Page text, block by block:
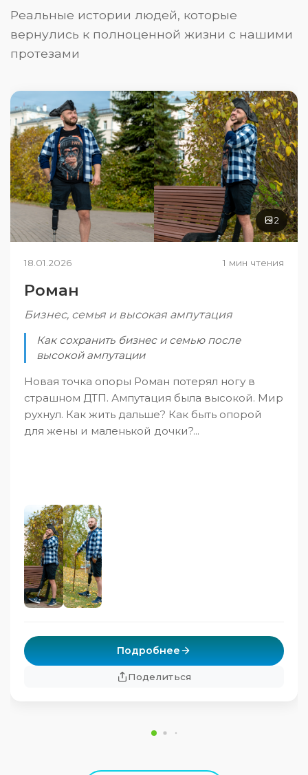
Реальные истории людей, которые
вернулись к полноценной жизни с нашими
протезами
2
18.01.2026 1 мин чтения
Роман
Бизнес, семья и высокая ампутация
Как сохранить бизнес и семью после
высокой ампутации
Новая точка опоры Роман потерял ногу в
страшном ДТП. Ампутация была высокой. Мир
рухнул. Как жить дальше? Как быть опорой
для жены и маленькой дочки?...
Подробнее
Поделиться